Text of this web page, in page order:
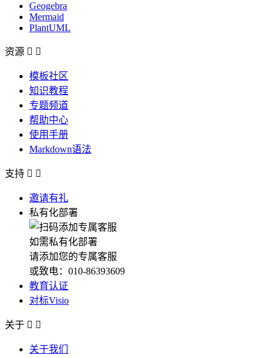
Geogebra
Mermaid
PlantUML
资源  
模板社区
知识教程
专题频道
帮助中心
使用手册
Markdown语法
支持  
邀请有礼
私有化部署
如需私有化部署
请添加您的专属客服
或致电：010-86393609
教育认证
对标Visio
关于  
关于我们